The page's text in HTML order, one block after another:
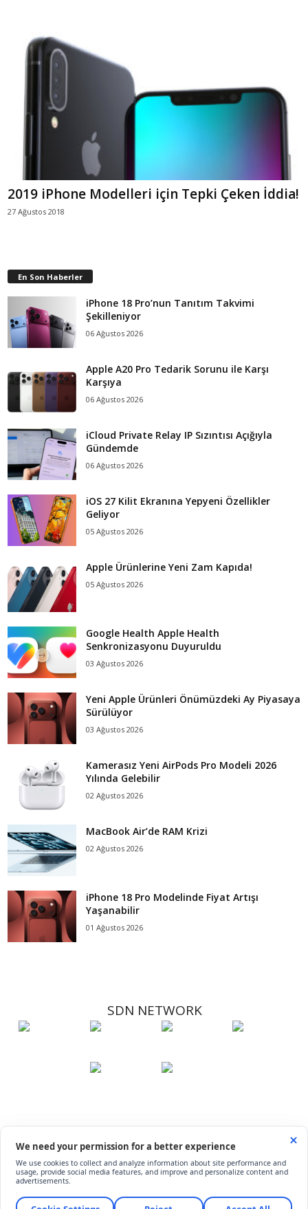
2019 iPhone Modelleri için Tepki Çeken İddia!
27 Ağustos 2018
En Son Haberler
iPhone 18 Pro’nun Tanıtım Takvimi
Şekilleniyor
06 Ağustos 2026
Apple A20 Pro Tedarik Sorunu ile Karşı
Karşıya
06 Ağustos 2026
iCloud Private Relay IP Sızıntısı Açığıyla
Gündemde
06 Ağustos 2026
iOS 27 Kilit Ekranına Yepyeni Özellikler
Geliyor
05 Ağustos 2026
Apple Ürünlerine Yeni Zam Kapıda!
05 Ağustos 2026
Google Health Apple Health
Senkronizasyonu Duyuruldu
03 Ağustos 2026
Yeni Apple Ürünleri Önümüzdeki Ay Piyasaya
Sürülüyor
03 Ağustos 2026
Kamerasız Yeni AirPods Pro Modeli 2026
Yılında Gelebilir
02 Ağustos 2026
MacBook Air’de RAM Krizi
02 Ağustos 2026
iPhone 18 Pro Modelinde Fiyat Artışı
Yaşanabilir
01 Ağustos 2026
SDN NETWORK